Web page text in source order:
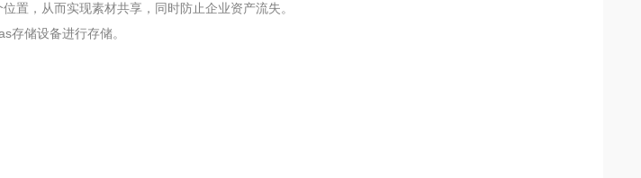
置，从而实现素材共享，同时防止企业资产流失。
存储设备进行存储。